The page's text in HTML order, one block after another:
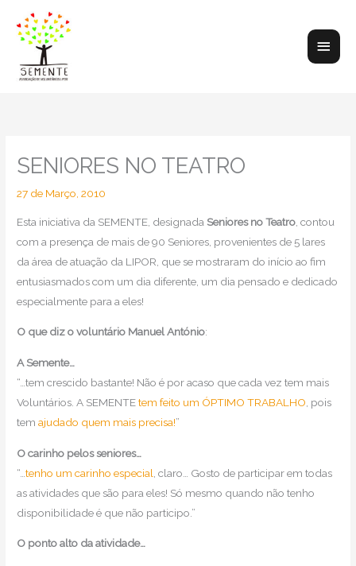
content
Main
SENIORES NO TEATRO
27 de Março, 2010
Esta iniciativa da SEMENTE, designadaSeniores no Teatro , contou
com a presença de mais de 90 Seniores, provenientes de 5 lares
da área de atuação da LIPOR, que se mostraram do início ao fim
entusiasmados com um dia diferente, um dia pensado e dedicado
especialmente para a eles!
O que diz o voluntário Manuel António:
A Semente…
“…tem crescido bastante! Não é por acaso que cada vez tem mais
Voluntários. A SEMENTEtem feito um ÓPTIMO TRABALHO , pois
temajudado quem mais precisa!”
O carinho pelos seniores…
“…tenho um carinho especial , claro… Gosto de participar em todas
as atividades que são para eles! Só mesmo quando não tenho
disponibilidade é que não participo.”
O ponto alto da atividade…